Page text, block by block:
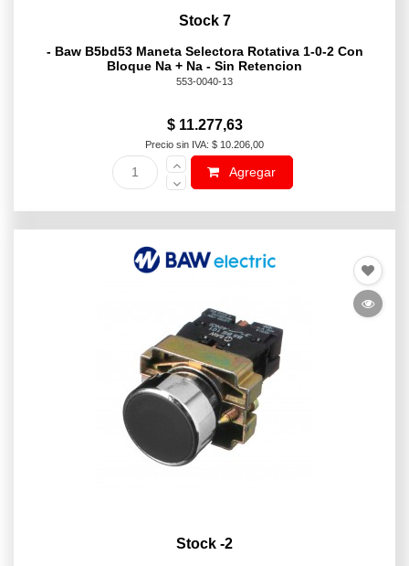
Stock 7
- Baw B5bd53 Maneta Selectora Rotativa 1-0-2 Con
Bloque Na + Na - Sin Retencion
553-0040-13
$ 11.277,63
Precio sin IVA: $ 10.206,00
Agregar
Stock -2